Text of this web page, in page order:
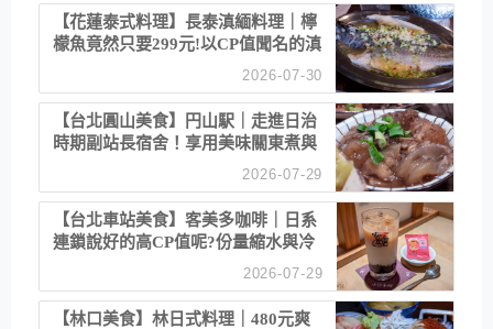
【花蓮泰式料理】長泰滇緬料理｜檸
檬魚竟然只要299元!以CP值聞名的滇
2026-07-30
【台北圓山美食】円山駅｜走進日治
時期副站長宿舍！享用美味關東煮與
2026-07-29
【台北車站美食】客美多咖啡｜日系
連鎖說好的高CP值呢?份量縮水與冷
2026-07-29
【林口美食】林日式料理｜480元爽